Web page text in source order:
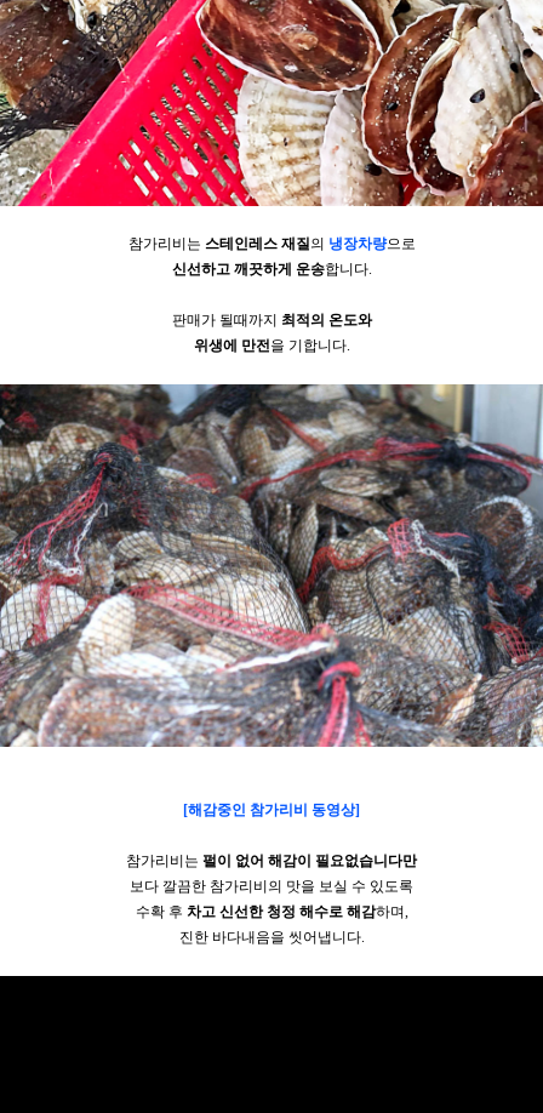
참가리비는 스테인레스 재질의 냉장차량으로
신선하고 깨끗하게 운송합니다.
판매가 될때까지 최적의 온도와
위생에 만전을 기합니다.
[해감중인 참가리비 동영상]
참가리비는 펄이 없어 해감이 필요없습니다만
보다 깔끔한 참가리비의 맛을 보실 수 있도록
수확 후 차고 신선한청정 해수로 해감하며,
진한 바다내음을 씻어냅니다.